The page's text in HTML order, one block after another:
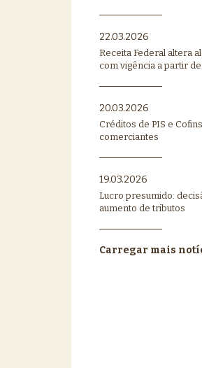
22.03.2026
Receita Federal altera
com vigência a partir
20.03.2026
Créditos de PIS e
comerciantes
19.03.2026
Lucro presumido:
aumento de tributos
Carregar mais